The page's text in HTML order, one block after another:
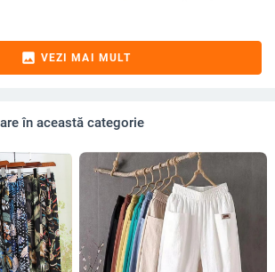
image VEZI MAI MULT
în această categorie